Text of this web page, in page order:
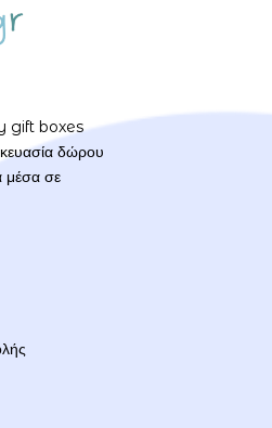
gift boxes
δώρου
μέσα σε